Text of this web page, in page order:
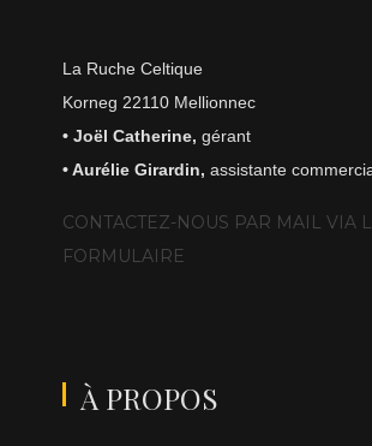
La Ruche Celtique
Korneg 22110 Mellionnec
• Joël Catherine, gérant
• Aurélie Girardin, assistante
CONTACTEZ-NOUS PAR MAIL VIA
FORMULAIRE
À PROPOS